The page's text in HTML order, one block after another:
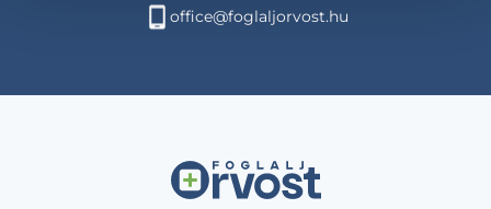
office@foglaljorvost.hu